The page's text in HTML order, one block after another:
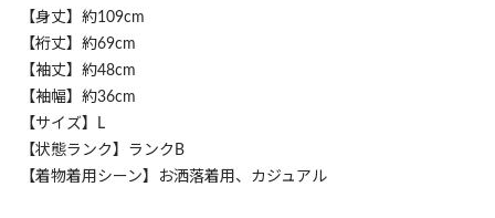
【身丈】約109cm
【裄丈】約69cm
【袖丈】約48cm
【袖幅】約36cm
【サイズ】L
【状態ランク】ランクB
【着物着用シーン】お洒落着用、カジュアル